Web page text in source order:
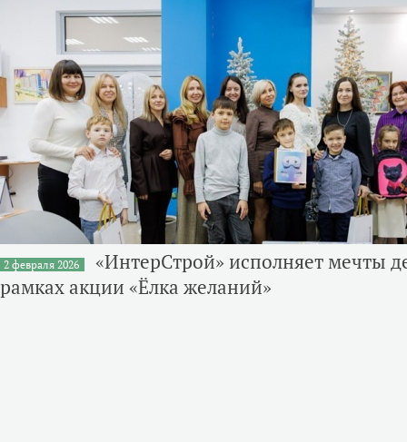
2 февраля 2026
«ИнтерСтрой» исполняет мечты
рамках акции «Ёлка желаний»